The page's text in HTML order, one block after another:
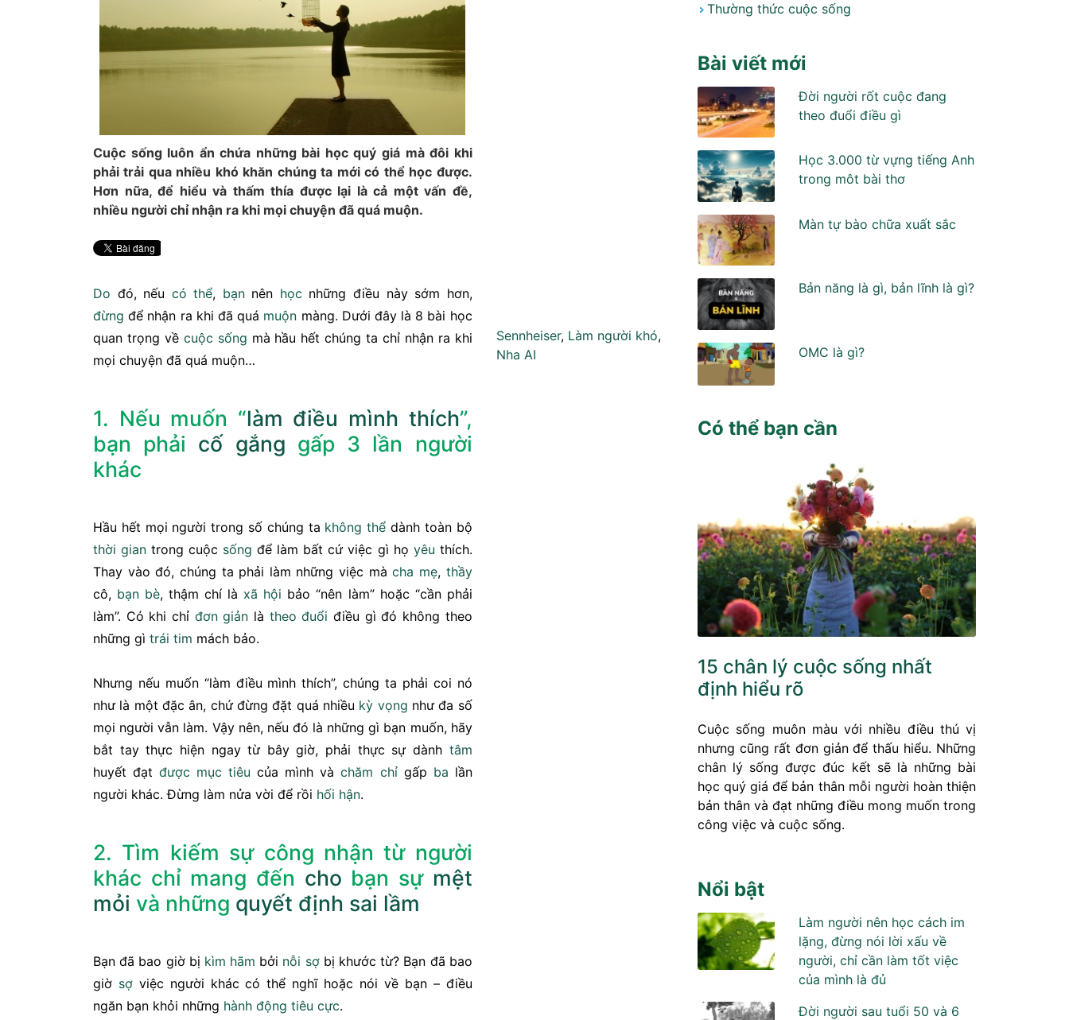
Cuộc sống luôn ẩn chứa những bài học quý giá mà đôi khi
phải trải qua nhiều khó khăn chúng ta mới có thể học được.
Hơn nữa, để hiểu và thấm thía được lại là cả một vấn đề,
nhiều người chỉ nhận ra khi mọi chuyện đã quá muộn.
Do đó, nếu có thể, bạnnên học những điều này sớm hơn,
đừng để nhận ra khi đã quá muộn màng. Dưới đây là 8 bài học
quan trọng về cuộc sống mà hầu hết chúng ta chỉ nhận ra khi
mọi chuyện đã quá muộn…
1. Nếu muốn “làm điều mình thích”,
bạn phải cố gắng gấp 3 lần người
khác
Hầu hết mọi người trong số chúng ta không thể dành toàn bộ
thời gian trong cuộc sống để làm bất cứ việc gì họ yêu thích.
Thay vào đó, chúng ta phải làm những việc màcha mẹ, thầy
cô, bạn bè, thậm chí là xã hội bảo “nên làm” hoặc “cần phải
làm”. Có khi chỉ đơn giản là theo đuổi điều gì đó không theo
những gì trái tim mách bảo.
Nhưng nếu muốn “làm điều mình thích”, chúng ta phải coi nó
như là một đặc ân, chứ đừng đặt quá nhiều kỳ vọng như đa số
mọi người vẫn làm. Vậy nên, nếu đó là những gì bạn muốn, hãy
bắt tay thực hiện ngay từ bây giờ, phải thực sự dành tâm
huyết đạtđược mục tiêu của mình vàchăm chỉgấp ba lần
người khác. Đừng làm nửa vời để rồi hối hận.
2. Tìm kiếm sự công nhận từ người
khác chỉ mang đến cho bạn sự mệt
mỏi và những quyết định sai lầm
Bạn đã bao giờ bị kìm hãm bởi nỗi sợbị khước từ? Bạn đã bao
giờ sợviệc người khác có thể nghĩ hoặc nói về bạn – điều
ngăn bạn khỏi những hành động tiêu cực.
Sennheiser, Làm người khó,
Nha AI
Thường thức cuộc sống
Bài viết mới
Đời người rốt cuộc đang
theo đuổi điều gì
Học 3.000 từ vựng tiếng Anh
trong môt bài thơ
Màn tự bào chữa xuất sắc
Bản năng là gì, bản lĩnh là gì?
OMC là gì?
Có thể bạn cần
15 chân lý cuộc sống nhất
định hiểu rõ
Cuộc sống muôn màu với nhiều điều thú vị
nhưng cũng rất đơn giản để thấu hiểu. Những
chân lý sống được đúc kết sẽ là những bài
học quý giá để bản thân mỗi người hoàn thiện
bản thân và đạt những điều mong muốn trong
công việc và cuộc sống.
Nổi bật
Làm người nên học cách im
lặng, đừng nói lời xấu về
người, chỉ cần làm tốt việc
của mình là đủ
Đời người sau tuổi 50 và 6